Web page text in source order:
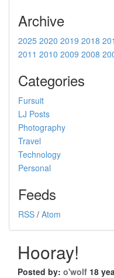
Archive
2025 2020 2019 2018
2011 2010 2009 2008
Categories
Fursuit
LJ Posts
Photography
Travel
Technology
Personal
Feeds
RSS / Atom
Hooray!
Posted by: o'wolf 18